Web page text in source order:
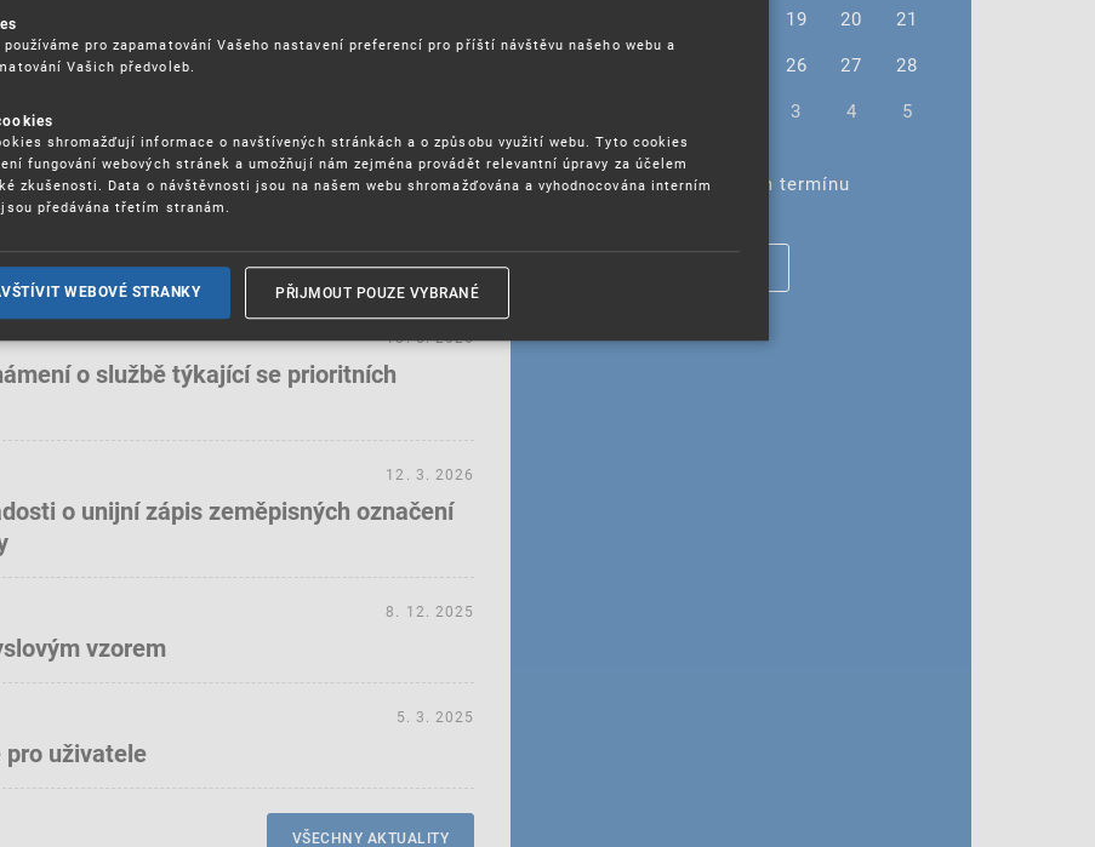
tržištích nacházejících se mimo
porušování IPR
a vymáhání IPR ve třetích zemích
o službě týkající se prioritních
18. 5. 2026
o unijní zápis zeměpisných označení
12. 3. 2026
vzorem
8. 12. 2025
pro uživatele
5. 3. 2025
VŠECHNY AKTUALITY
19 20
21
26 27
28
3 4 5
Žádné akce ve vybraném termínu
pro zapamatování Vašeho nastavení preferencí pro příští návštěvu našeho webu a
Vašich předvoleb.
shromažďují informace o navštívených stránkách a o způsobu využití webu. Tyto cookies
fungování webových stránek a umožňují nám zejména provádět relevantní úpravy za účelem
zkušenosti. Data o návštěvnosti jsou na našem webu shromažďována a vyhodnocována interním
předávána třetím stranám.
WEBOVÉ STRANKY PŘIJMOUT POUZE VYBRANÉ